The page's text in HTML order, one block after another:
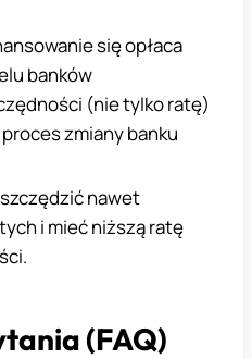
się opłaca
banków
(nie tylko ratę)
zmiany banku
nawet
i mieć niższą ratę
(FAQ)